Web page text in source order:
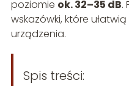
poziomie ok. 32–35 dB.
wskazówki, które
urządzenia.
Spis treści: